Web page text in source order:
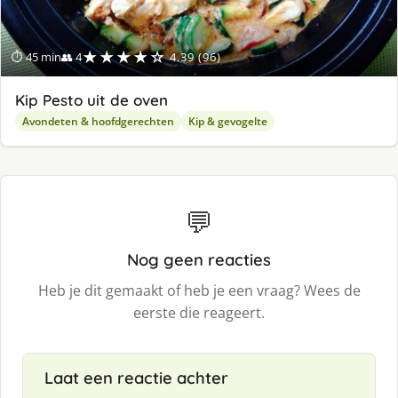
⏱ 45 min👥 4★★★★☆ 4.39 (96)
Kip Pesto uit de oven
Avondeten & hoofdgerechten Kip & gevogelte
💬
Nog geen reacties
Heb je dit gemaakt of heb je een vraag? Wees de
eerste die reageert.
Laat een reactie achter